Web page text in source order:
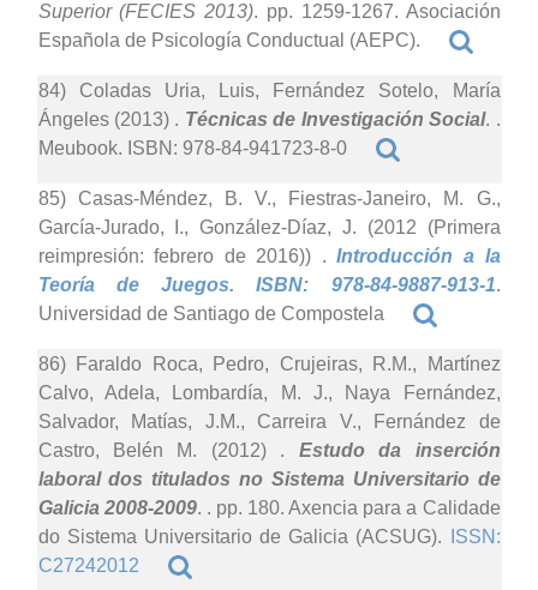
Superior (FECIES 2013). pp. 1259-1267. Asociación
Española de Psicología Conductual (AEPC).
84) Coladas Uria, Luis, Fernández Sotelo, María
Ángeles (2013) . Técnicas de Investigación Social. .
Meubook. ISBN: 978-84-941723-8-0
85) Casas-Méndez, B. V., Fiestras-Janeiro, M. G.,
García-Jurado, I., González-Díaz, J. (2012 (Primera
reimpresión: febrero de 2016)) .Introducción a la
Teoría de Juegos. ISBN: 978-84-9887-913-1.
Universidad de Santiago de Compostela
86) Faraldo Roca, Pedro, Crujeiras, R.M., Martínez
Calvo, Adela, Lombardía, M. J., Naya Fernández,
Salvador, Matías, J.M., Carreira V., Fernández de
Castro, Belén M. (2012) . Estudo da inserción
laboral dos titulados no Sistema Universitario de
Galicia 2008-2009. . pp. 180. Axencia para a Calidade
do Sistema Universitario de Galicia (ACSUG).
ISSN:
C27242012